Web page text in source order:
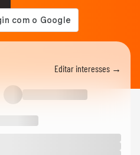
Editar interesses →